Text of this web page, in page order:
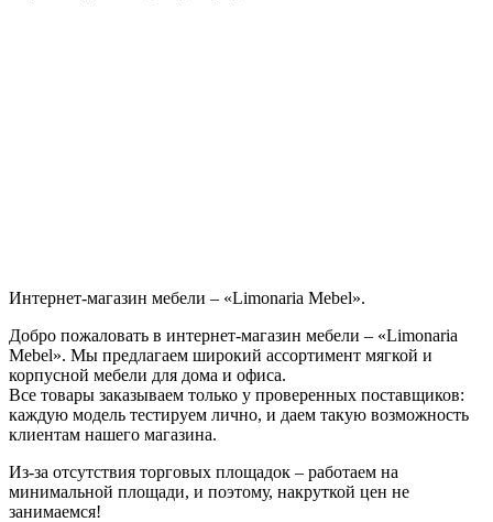
Интернет-магазин мебели – «Limonaria Mebel».
Добро пожаловать в интернет-магазин мебели – «Limonaria
Mebel». Мы предлагаем широкий ассортимент мягкой и
корпусной мебели для дома и офиса.
Все товары заказываем только у проверенных поставщиков:
каждую модель тестируем лично, и даем такую ​​возможность
клиентам нашего магазина.
Из-за отсутствия торговых площадок – работаем на
минимальной площади, и поэтому, накруткой цен не
занимаемся!